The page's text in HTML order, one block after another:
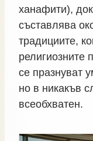
ханафити),
съставлява
традициите,
религиозните
се празнуват
но в никакъв
всеобхватен.